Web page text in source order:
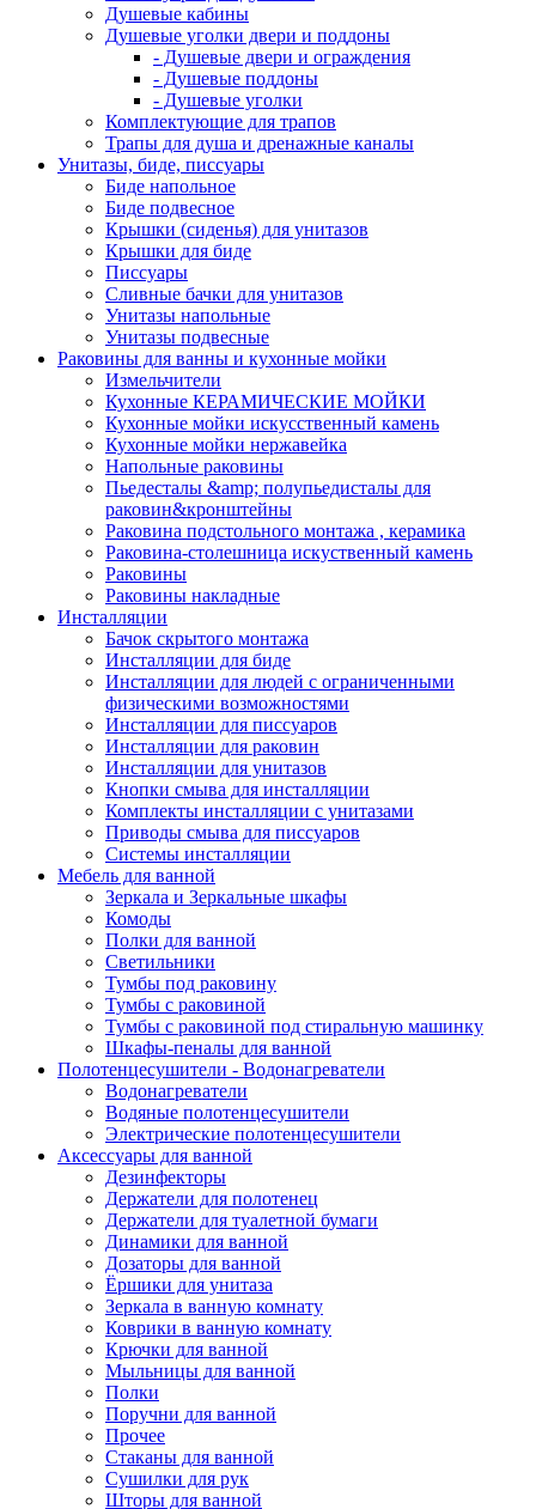
Душевые кабины
Душевые уголки двери и поддоны
- Душевые двери и ограждения
- Душевые поддоны
- Душевые уголки
Комплектующие для трапов
Трапы для душа и дренажные каналы
Унитазы, биде, писсуары
Биде напольное
Биде подвесное
Крышки (сиденья) для унитазов
Крышки для биде
Писсуары
Сливные бачки для унитазов
Унитазы напольные
Унитазы подвесные
Раковины для ванны и кухонные мойки
Измельчители
Кухонные КЕРАМИЧЕСКИЕ МОЙКИ
Кухонные мойки искусственный камень
Кухонные мойки нержавейка
Напольные раковины
Пьедесталы &amp; полупьедисталы для
раковин&кронштейны
Раковина подстольного монтажа , керамика
Раковина-столешница искуственный камень
Раковины
Раковины накладные
Инсталляции
Бачок скрытого монтажа
Инсталляции для биде
Инсталляции для людей с ограниченными
физическими возможностями
Инсталляции для писсуаров
Инсталляции для раковин
Инсталляции для унитазов
Кнопки смыва для инсталляции
Комплекты инсталляции с унитазами
Приводы смыва для писсуаров
Системы инсталляции
Мебель для ванной
Зеркала и Зеркальные шкафы
Комоды
Полки для ванной
Светильники
Тумбы под раковину
Тумбы с раковиной
Тумбы с раковиной под стиральную машинку
Шкафы-пеналы для ванной
Полотенцесушители - Водонагреватели
Водонагреватели
Водяные полотенцесушители
Электрические полотенцесушители
Аксессуары для ванной
Дезинфекторы
Держатели для полотенец
Держатели для туалетной бумаги
Динамики для ванной
Дозаторы для ванной
Ёршики для унитаза
Зеркала в ванную комнату
Коврики в ванную комнату
Крючки для ванной
Мыльницы для ванной
Полки
Поручни для ванной
Прочее
Стаканы для ванной
Сушилки для рук
Шторы для ванной